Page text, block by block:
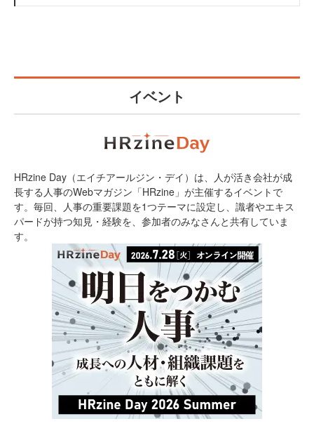
イベント
HRzine Day（エイチアールジン・デイ）は、人が活き会社が成
長する人事のWebマガジン「HRzine」が主催するイベントで
す。毎回、人事の重要課題を1つテーマに設定し、識者やエキス
パードが持つ知見・経験を、参加者のみなさんと共有していま
す。